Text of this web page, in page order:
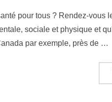
pour tous ? Rendez-
sociale et physique et
par exemple, près de …